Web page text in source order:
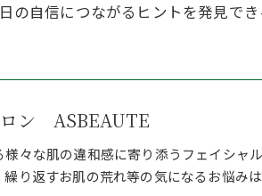
自信につながるヒントを発見でき
ン ASBEAUTE
様々な肌の違和感に寄り添うフェイシャ
り返すお肌の荒れ等の気になるお悩み